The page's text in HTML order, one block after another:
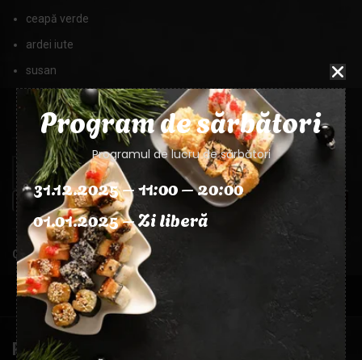
ceapă verde
ardei iute
susan
MASA 400ml
ADAUGĂ ÎN COȘ
Categorie: Supe
PRODUSE SIMILARE
Program de sărbători
Programul de lucru de sărbători
31.12.2025 – 11:00 – 20:00
01.01.2025 – Zi liberă